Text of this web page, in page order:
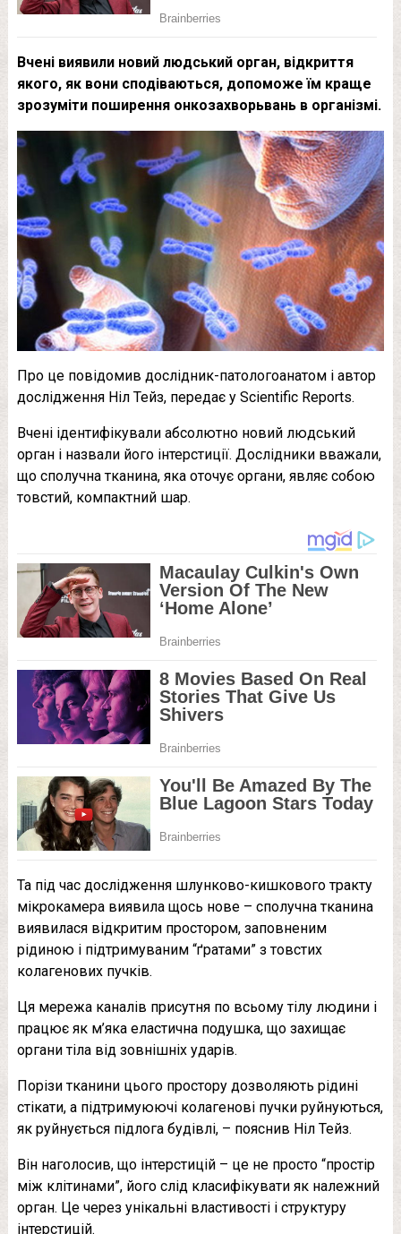
Вчені виявили новий людський орган, відкриття
якого, як вони сподіваються, допоможе їм краще
зрозуміти поширення онкозахворьвань в організмі.
Про це повідомив дослідник-патологоанатом і автор
дослідження Ніл Тейз, передає у Scientific Reports.
Вчені ідентифікували абсолютно новий людський
орган і назвали його інтерстиції. Дослідники вважали,
що сполучна тканина, яка оточує органи, являє собою
товстий, компактний шар.
Та під час дослідження шлунково-кишкового тракту
мікрокамера виявила щось нове – сполучна тканина
виявилася відкритим простором, заповненим
рідиною і підтримуваним “ґратами” з товстих
колагенових пучків.
Ця мережа каналів присутня по всьому тілу людини і
працює як м’яка еластична подушка, що захищає
органи тіла від зовнішніх ударів.
Порізи тканини цього простору дозволяють рідині
стікати, а підтримуюючі колагенові пучки руйнуються,
як руйнується підлога будівлі, – пояснив Ніл Тейз.
Він наголосив, що інтерстицій – це не просто “простір
між клітинами”, його слід класифікувати як належний
орган. Це через унікальні властивості і структуру
інтерстицій.